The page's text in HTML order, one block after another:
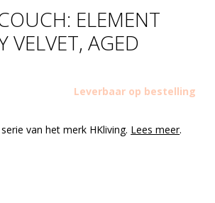
ELEMENT
VELVET, AGED
Leverbaar op bestelling
van het merk HKliving. Lees meer.